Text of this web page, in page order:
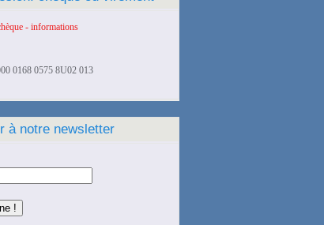
- informations
0168 0575 8U02 013
à notre newsletter